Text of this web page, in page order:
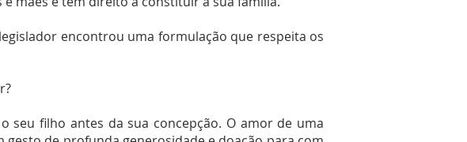
encontrou uma formulação que respeita os
seu filho antes da sua concepção. O amor de uma